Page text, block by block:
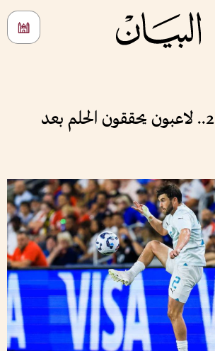
كأس العالم 2026.. لاعبون يحققون الحلم بعد